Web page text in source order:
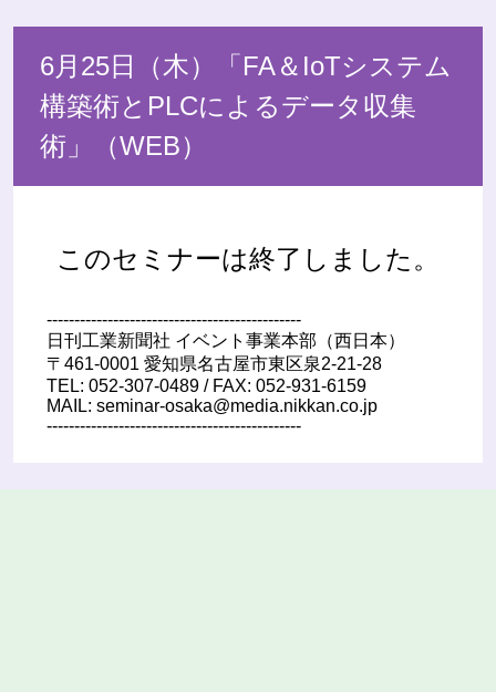
6月25日（木）「FA＆IoTシステム
構築術とPLCによるデータ収集
術」（WEB）
このセミナーは終了しました。
----------------------------------------------
日刊工業新聞社 イベント事業本部（西日本）
〒461-0001 愛知県名古屋市東区泉2-21-28
TEL: 052-307-0489 / FAX: 052-931-6159
MAIL: seminar-osaka@media.nikkan.co.jp
----------------------------------------------